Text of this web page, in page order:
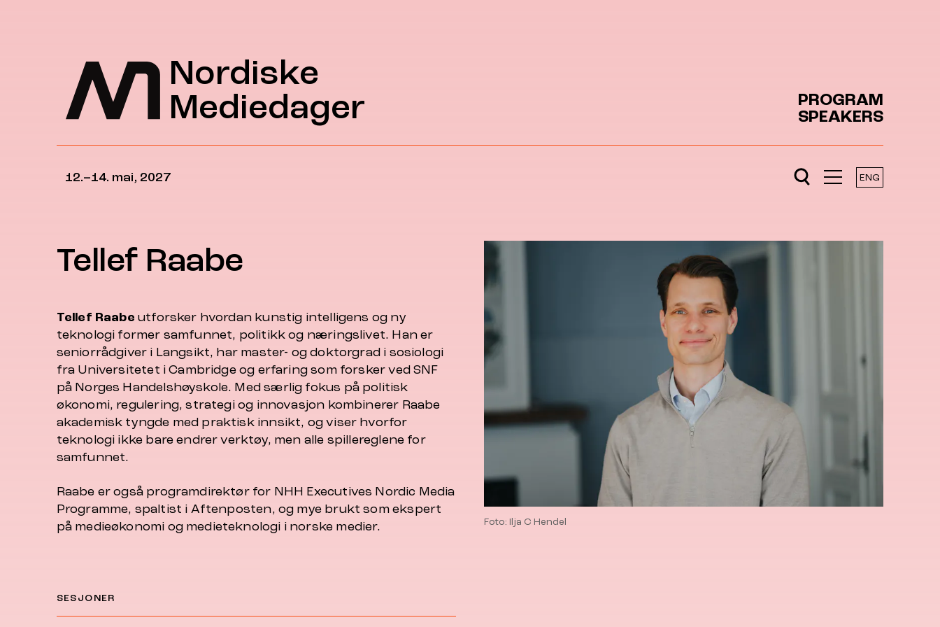
Nordiske
Mediedager
PROGRAM
SPEAKERS
12.–14. mai, 2027 ENG
Tellef Raabe
Tellef Raabe utforsker hvordan kunstig intelligens og ny
teknologi former samfunnet, politikk og næringslivet. Han er
seniorrådgiver i Langsikt, har master- og doktorgrad i sosiologi
fra Universitetet i Cambridge og erfaring som forsker ved SNF
på Norges Handelshøyskole. Med særlig fokus på politisk
økonomi, regulering, strategi og innovasjon kombinerer Raabe
akademisk tyngde med praktisk innsikt, og viser hvorfor
teknologi ikke bare endrer verktøy, men alle spillereglene for
samfunnet.
Raabe er også programdirektør for NHH Executives Nordic Media
Programme, spaltist i Aftenposten, og mye brukt som ekspert
på medieøkonomi og medieteknologi i norske medier.
SESJONER
Foto: Ilja C Hendel